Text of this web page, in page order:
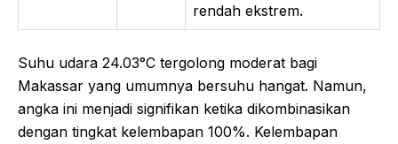
rendah ekstrem.
Suhu udara 24.03°C tergolong moderat bagi
Makassar yang umumnya bersuhu hangat. Namun,
angka ini menjadi signifikan ketika dikombinasikan
dengan tingkat kelembapan 100%. Kelembapan